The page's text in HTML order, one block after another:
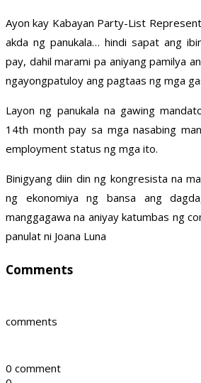
Ayon kay Kabayan Party-List
akda ng panukala… hindi sapat ang
pay, dahil marami pa aniyang pamilya
ngayongpatuloy ang pagtaas ng mga
Layon ng panukala na gawing
14th month pay sa mga nasabing
employment status ng mga ito.
Binigyang diin din ng kongresista na
ng ekonomiya ng bansa ang
manggagawa na aniyay katumbas ng
panulat ni Joana Luna
Comments
comments
0 comment